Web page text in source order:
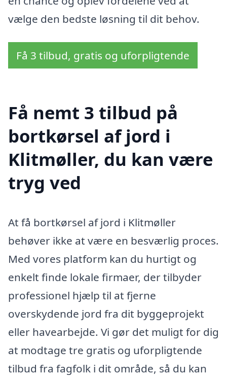
vælge den bedste løsning til dit behov.
Få 3 tilbud, gratis og uforpligtende
Få nemt 3 tilbud på
bortkørsel af jord i
Klitmøller, du kan være
tryg ved
At få bortkørsel af jord i Klitmøller
behøver ikke at være en besværlig proces.
Med vores platform kan du hurtigt og
enkelt finde lokale firmaer, der tilbyder
professionel hjælp til at fjerne
overskydende jord fra dit byggeprojekt
eller havearbejde. Vi gør det muligt for dig
at modtage tre gratis og uforpligtende
tilbud fra fagfolk i dit område, så du kan